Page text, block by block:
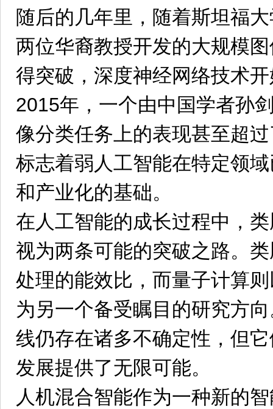
随后的几年里，随着斯坦福
两位华裔教授开发的大规模
得突破，深度神经网络技术
2015年，一个由中国学者孙
像分类任务上的表现甚至超
标志着弱人工智能在特定领
和产业化的基础。
在人工智能的成长过程中，
视为两条可能的突破之路。
处理的能效比，而量子计算
为另一个备受瞩目的研究方
线仍存在诸多不确定性，但
发展提供了无限可能。
人机混合智能作为一种新的